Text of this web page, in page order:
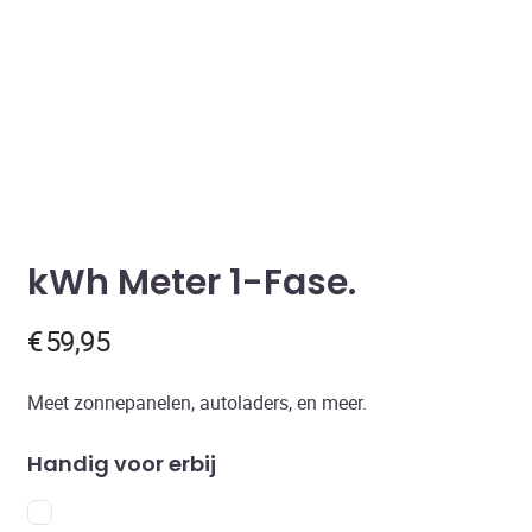
kWh Meter 1-Fase
€59,95
Meet zonnepanelen, autoladers, en meer.
Handig voor erbij